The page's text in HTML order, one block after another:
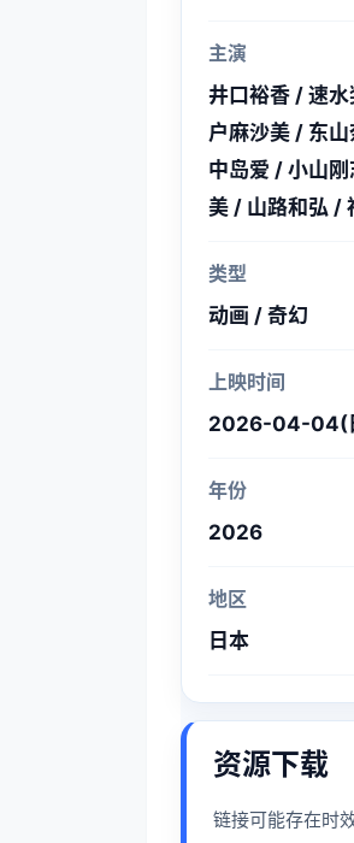
主演
井口裕香 / 速
户麻沙美 / 东
中岛爱 / 小山
美 / 山路和弘 /
类型
动画 / 奇幻
上映时间
2026-04-04(
年份
2026
地区
日本
资源下载
链接可能存在时